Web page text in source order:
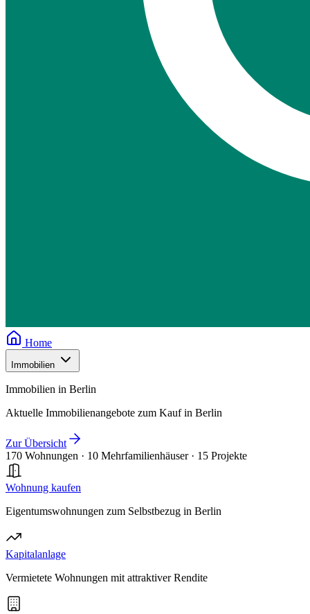
Home
Immobilien
Immobilien in Berlin
Aktuelle Immobilienangebote zum Kauf in Berlin
Zur Übersicht
170 Wohnungen · 10 Mehrfamilienhäuser · 15 Projekte
Wohnung kaufen
Eigentumswohnungen zum Selbstbezug in Berlin
Kapitalanlage
Vermietete Wohnungen mit attraktiver Rendite